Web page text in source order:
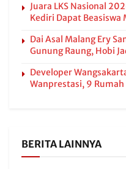
Juara LKS Nasional
Kediri Dapat Beasiswa
Dai Asal Malang Ery
Gunung Raung, Hobi
Developer
Wanprestasi, 9 Rumah
BERITA LAINNYA